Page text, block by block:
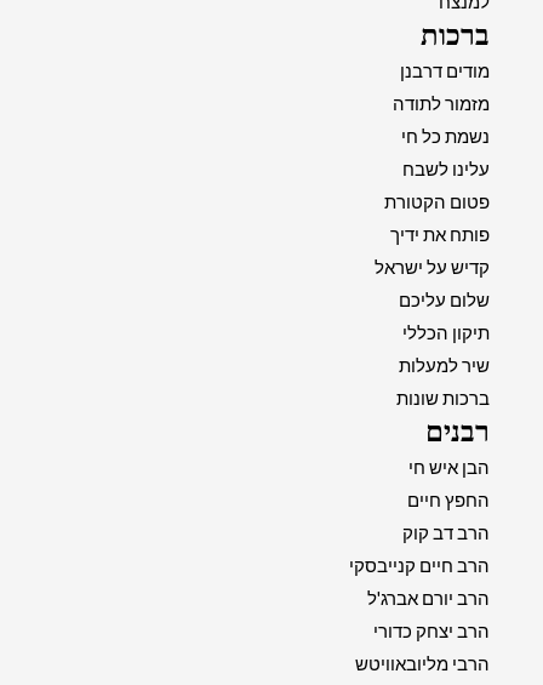
ברכות
מודים דרבנן
מזמור לתודה
נשמת כל חי
עלינו לשבח
פטום הקטורת
פותח את ידיך
קדיש על ישראל
שלום עליכם
תיקון הכללי
שיר למעלות
ברכות שונות
רבנים
הבן איש חי
החפץ חיים
הרב דב קוק
הרב חיים קנייבסקי
הרב יורם אברג'ל
הרב יצחק כדורי
הרבי מליובאוויטש